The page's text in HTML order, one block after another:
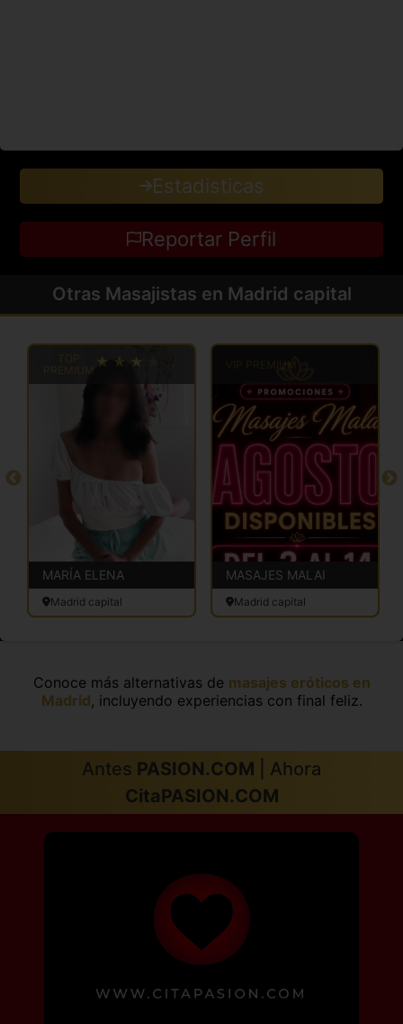
Estadisticas
Reportar Perfil
Otras Masajistas en Madrid capital
MARÍA ELENA
Madrid capital
PREMIUM
MASAJES MALAI
Madrid capital
VIP PREMIUM
Conoce más alternativas de masajes eróticos en
Madrid, incluyendo experiencias con final feliz.
Antes PASION.COM | Ahora
CitaPASION.COM